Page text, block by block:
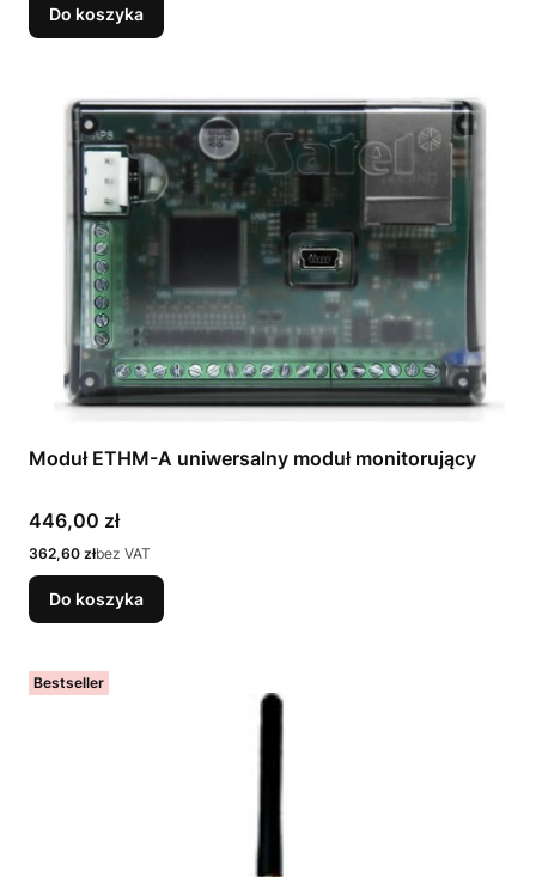
Do koszyka
Moduł ETHM-A uniwersalny moduł monitorujący
Cena
446,00 zł
Cena
362,60 złbez VAT
Do koszyka
Bestseller